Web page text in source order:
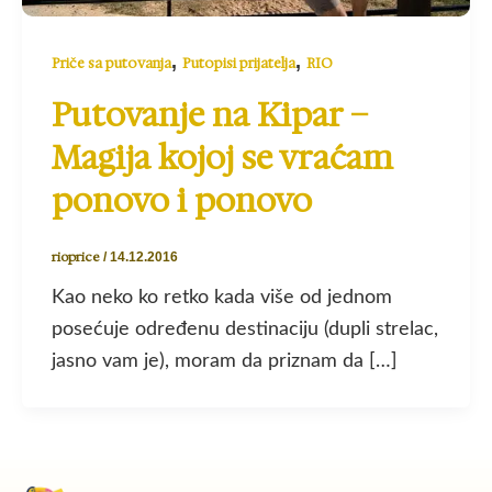
Priče sa putovanja, Putopisi prijatelja, RIO
Putovanje na Kipar –
Magija kojoj se vraćam
ponovo i ponovo
rioprice /14.12.2016
Kao neko ko retko kada više od jednom
posećuje određenu destinaciju (dupli strelac,
jasno vam je), moram da priznam da […]